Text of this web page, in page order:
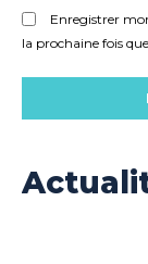
Enregistrer
la prochaine fois